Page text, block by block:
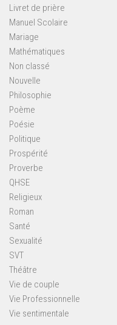
Livret de prière
Manuel Scolaire
Mariage
Mathématiques
Non classé
Nouvelle
Philosophie
Poème
Poésie
Politique
Prospérité
Proverbe
QHSE
Religieux
Roman
Santé
Sexualité
SVT
Théâtre
Vie de couple
Vie Professionnelle
Vie sentimentale